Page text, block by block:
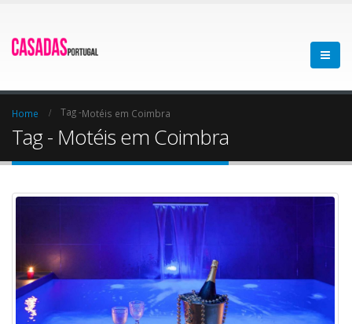
Home Tag -Motéis em Coimbra
Tag - Motéis em Coimbra